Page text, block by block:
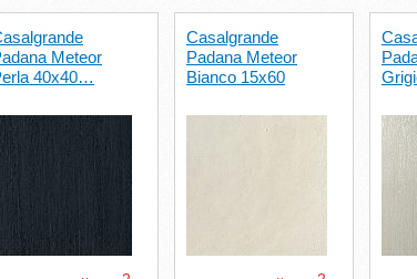
Meteor
40x40…
Casalgrande
Padana Meteor
Bianco 15x60